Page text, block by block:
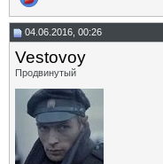
04.06.2016, 00:26
Vestovoy
Продвинутый